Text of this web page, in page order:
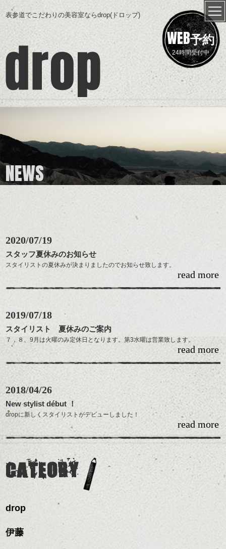
表参道でこだわりの美容室ならdrop(ドロップ)
WEB予約
24時間受付中
NEWS
2020/07/19
スタッフ夏休みのお知らせ
スタイリストの夏休みが決まりましたのでお知らせ致します。
柴田 ８月１１日（火）～１４日（金）
林 ８月 ３日（月）～ ７日（金）
舘洞 ９月 ７日（月）～１１日（金）
須田 ８月２５日（火）～２８日（金）
お休みの前後はご予約が混み合うかもしれませんので、お早めにご予約
頂けるようお願い申しあげます。
WEB予約
read more
2019/07/18
スタイリスト 夏休みのご案内
７，８、9月は火曜のみ定休日となります。第3水曜は営業致します。
・Itoh 8月5日（月）～7日（水）、8月26日（月）～28日（水）
・Kijima 8月13日（火）～16日（金）
・Mizuno 8月19日（月）～21日（水）、9月9日（月）～12（木）
・Shibata 8月13日（火）～16日（金）
・Hayashi 7月1日（月）～5日（金）
・Tatehora 7月26日（金）27（土）、9月17日（火）～20日（金）
・Suda 8月5日（月）、21日（水）、26日（月）～28日（水）
各スタイリスト、お休み前後の予約は混み合いますので、お早めにお願
い致します。
WEB予約 はこちらからどうぞ！
ご予定が合わない場合は、お電話いただけると、お取りできる場合もご
ざいますのでご相談下さい。03－6804－6406
read more
2018/04/26
New stylist début ！
dropに新しくスタイリストがデビューしました！
知ってる方も多いと思いますが、須田 かすみと申します。
次世代の美容師として精進していきますので、
これからもdrop共々よろしくお願いいたします。
read more
CATEORY
drop
伊藤